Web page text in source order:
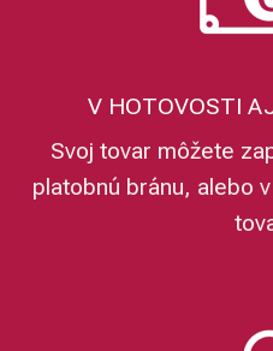
V HOTOVOSTI
Svoj tovar môžete
platobnú bránu, alebo